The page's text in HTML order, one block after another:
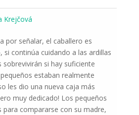
Krejčová
por señalar, el caballero es
si continúa cuidando a las ardillas
sobrevivirán si hay suficiente
estaban realmente
les dio una nueva caja más
muy dedicado! Los pequeños
para compararse con su madre,